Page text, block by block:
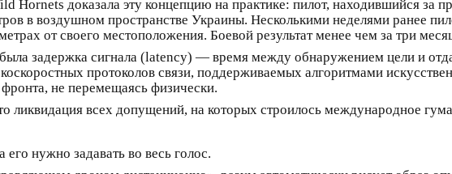
Hornets доказала эту концепцию на практике: пилот, находившийся за
в воздушном пространстве Украины. Несколькими неделями ранее
от своего местоположения. Боевой результат менее чем за три
задержка сигнала (latency) — время между обнаружением цели и
протоколов связи, поддерживаемых алгоритмами
не перемещаясь физически.
ликвидация всех допущений, на которых строилось международное
нужно задавать во весь голос.